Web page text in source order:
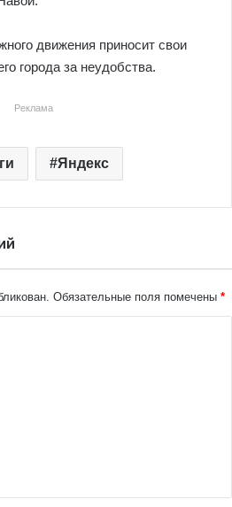
движения приносит свои
города за неудобства.
Реклама
Яндекс
Обязательные поля помечены *